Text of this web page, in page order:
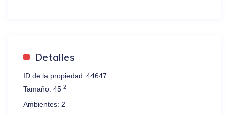
Detalles
ID de la propiedad: 44647
Tamaño: 452
Ambientes: 2